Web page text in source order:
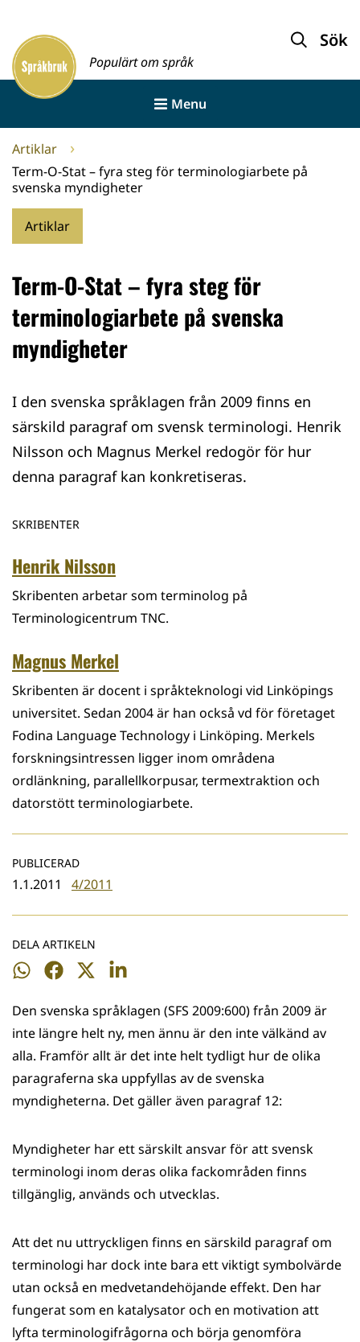
innehållet
Framsida
Populärt om språk
Sök
Menu
Artiklar
Term-O-Stat – fyra steg för terminologiarbete på
svenska myndigheter
Artiklar
Term-O-Stat – fyra steg för
terminologiarbete på svenska
myndigheter
I den svenska språklagen från 2009 finns en
särskild paragraf om svensk terminologi. Henrik
Nilsson och Magnus Merkel redogör för hur
denna paragraf kan konkretiseras.
SKRIBENTER
Henrik Nilsson
Skribenten arbetar som terminolog på
Terminologicentrum TNC.
Magnus Merkel
Skribenten är docent i språkteknologi vid Linköpings
universitet. Sedan 2004 är han också vd för företaget
Fodina Language Technology i Linköping. Merkels
forskningsintressen ligger inom områdena
ordlänkning, parallellkorpusar, term­extraktion och
datorstött terminologiarbete.
PUBLICERAD
1.1.2011 4/2011
DELA ARTIKELN
Dela
WhatsApp
Dela
Facebook
Dela
Twitter
Dela
LinkedIn
Den svenska språklagen (SFS 2009:600) från 2009 är
inte längre helt ny, men ännu är den inte välkänd av
alla. Framför allt är det inte helt tydligt hur de olika
paragraferna ska uppfyllas av de svenska
myndigheterna. Det gäller även paragraf 12:
Myndigheter har ett särskilt ansvar för att svensk
terminologi inom deras olika fackområden finns
tillgänglig, används och utvecklas.
Att det nu uttryckligen finns en särskild paragraf om
terminologi har dock inte bara ett viktigt symbolvärde
utan också en medvetandehöjande effekt. Den har
fungerat som en katalysator och en motivation att
lyfta terminologifrågorna och börja genomföra